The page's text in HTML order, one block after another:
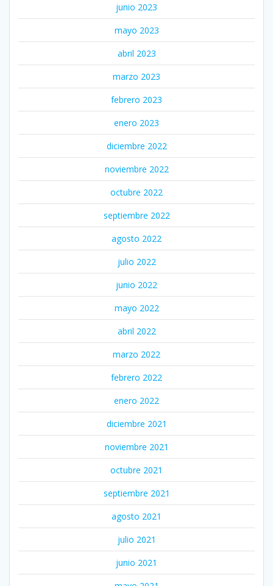
junio 2023
mayo 2023
abril 2023
marzo 2023
febrero 2023
enero 2023
diciembre 2022
noviembre 2022
octubre 2022
septiembre 2022
agosto 2022
julio 2022
junio 2022
mayo 2022
abril 2022
marzo 2022
febrero 2022
enero 2022
diciembre 2021
noviembre 2021
octubre 2021
septiembre 2021
agosto 2021
julio 2021
junio 2021